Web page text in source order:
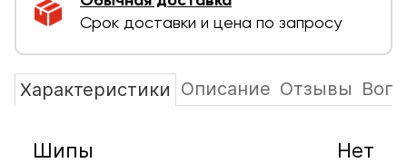
Срок доставки и цена по запросу
Характеристики Описание Отзывы
Шипы
Нет